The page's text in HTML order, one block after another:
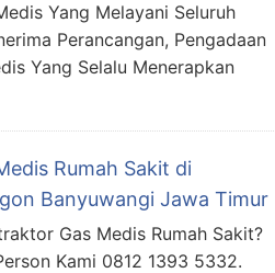
Yang Melayani Seluruh
Perancangan, Pengadaan
Yang Selalu Menerapkan
Rumah Sakit di
Banyuwangi Jawa Timur
Gas Medis Rumah Sakit?
Kami 0812 1393 5332.